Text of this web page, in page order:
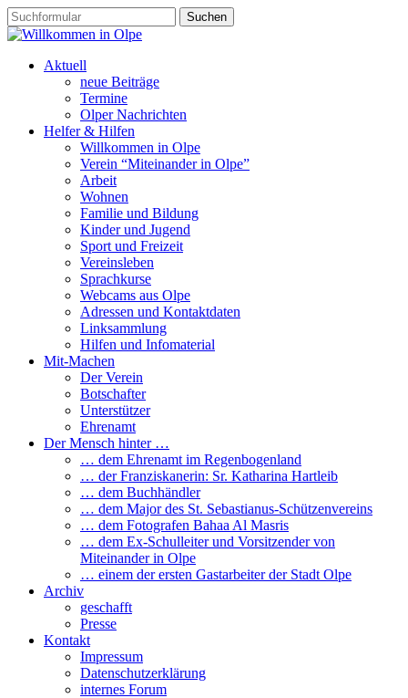
Aktuell
neue Beiträge
Termine
Olper Nachrichten
Helfer & Hilfen
Willkommen in Olpe
Verein “Miteinander in Olpe”
Arbeit
Wohnen
Familie und Bildung
Kinder und Jugend
Sport und Freizeit
Vereinsleben
Sprachkurse
Webcams aus Olpe
Adressen und Kontaktdaten
Linksammlung
Hilfen und Infomaterial
Mit-Machen
Der Verein
Botschafter
Unterstützer
Ehrenamt
Der Mensch hinter …
… dem Ehrenamt im Regenbogenland
… der Franziskanerin: Sr. Katharina Hartleib
… dem Buchhändler
… dem Major des St. Sebastianus-Schützenvereins
… dem Fotografen Bahaa Al Masris
… dem Ex-Schulleiter und Vorsitzender von
Miteinander in Olpe
… einem der ersten Gastarbeiter der Stadt Olpe
Archiv
geschafft
Presse
Kontakt
Impressum
Datenschutzerklärung
internes Forum